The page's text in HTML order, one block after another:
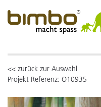
<< zurück zur Auswahl
Projekt Referenz: O10935